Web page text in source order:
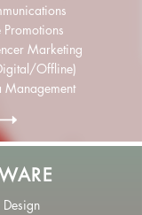
Marketing
Offline)